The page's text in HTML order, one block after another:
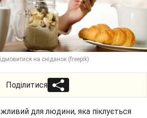
на сніданок (freepik)
Поділитися
для людини, яка піклується